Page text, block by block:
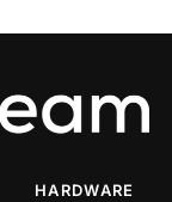
HARDWARE